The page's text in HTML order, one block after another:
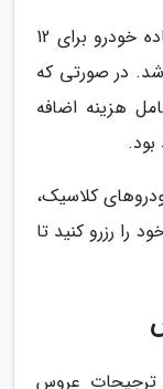
اجاره ماشین عروس کلاسیک شامل استفاده خودرو برای 12
می باشد. در صورتی که
شامل هزینه اضافه
کلاسیک،
را رزرو کنید تا
ترجیحات عروس